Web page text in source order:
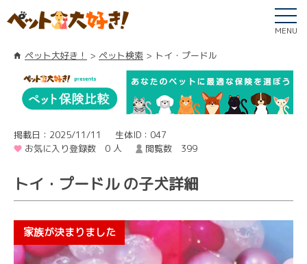
MENU
ペット大好き！ ペット検索 トイ・プードル
掲載日：2025/11/11
生体ID：047
お気に入り登録数 0 人
閲覧数 399
トイ・プードル の子犬詳細